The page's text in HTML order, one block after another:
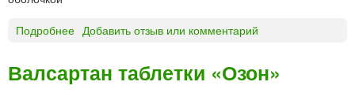
т
Подробнее
л
Добавить отзыв или комментарий
Валсартан таблетки «Озон»